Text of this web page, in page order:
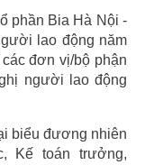
Bia Hà Nội -
lao động năm
đơn vị/bộ phận
người lao động
biểu đương nhiên
Kế toán trưởng,